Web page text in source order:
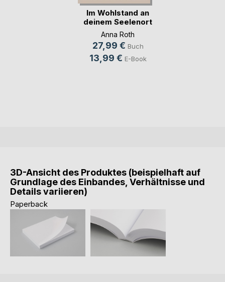
Im Wohlstand an
deinem Seelenort
Anna Roth
27,99 € Buch
13,99 € E-Book
3D-Ansicht des Produktes (beispielhaft auf
Grundlage des Einbandes, Verhältnisse und
Details variieren)
Paperback